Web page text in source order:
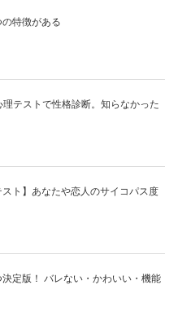
特徴がある
理テストで性格診断。知らなかった
スト】あなたや恋人のサイコパス度
定版！ バレない・かわいい・機能